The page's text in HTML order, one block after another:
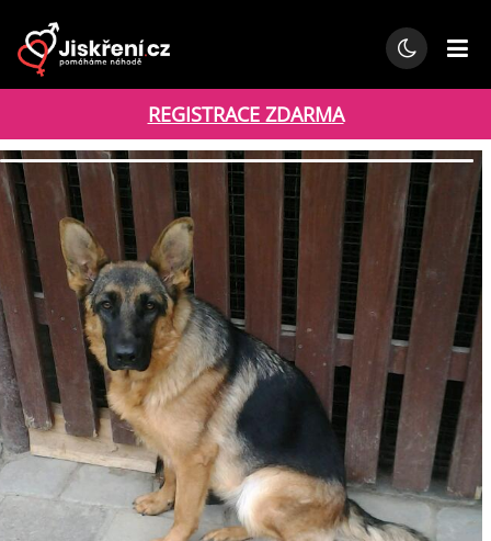
REGISTRACE ZDARMA